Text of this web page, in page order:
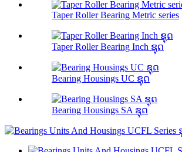
Taper Roller Bearing Metric series
Taper Roller Bearing Inch ຊຸດ
Bearing Housings UC ຊຸດ
Bearing Housings SA ຊຸດ